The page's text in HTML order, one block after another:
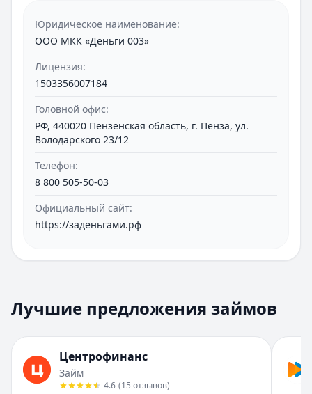
предоставляется под 0% годовых на период до
15 дней.
Требования к заемщикам
Займы доступны совершеннолетним гражданам
России до 70 лет. Пакет документов минимален:
Подтверждение доходов (справка или
Актуальные контактные данные
Преимущества и особенности
Юридическое наименование:
ООО МКК «Деньги 003»
Лицензия:
1503356007184
Головной офис:
РФ, 440020 Пензенская область, г. Пенза, ул.
Володарского 23/12
Телефон:
8 800 505-50-03
Официальный сайт:
https://заденьгами.рф
Лучшие предложения займов
Центрофинанс
Займ
4.6 (15 отзывов)